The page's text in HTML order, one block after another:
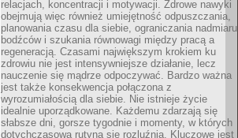
relacjach, koncentracji i motywacji. Zdrowe nawyki
obejmują więc również umiejętność odpuszczania,
planowania czasu dla siebie, ograniczania nadmiaru
bodźców i szukania równowagi między pracą a
regeneracją. Czasami największym krokiem ku
zdrowiu nie jest intensywniejsze działanie, lecz
nauczenie się mądrze odpoczywać. Bardzo ważna
jest także konsekwencja połączona z
wyrozumiałością dla siebie. Nie istnieje życie
idealnie uporządkowane. Każdemu zdarzają się
słabsze dni, gorsze tygodnie i momenty, w których
dotychczasowa rutyna się rozluźnia. Kluczowe jest